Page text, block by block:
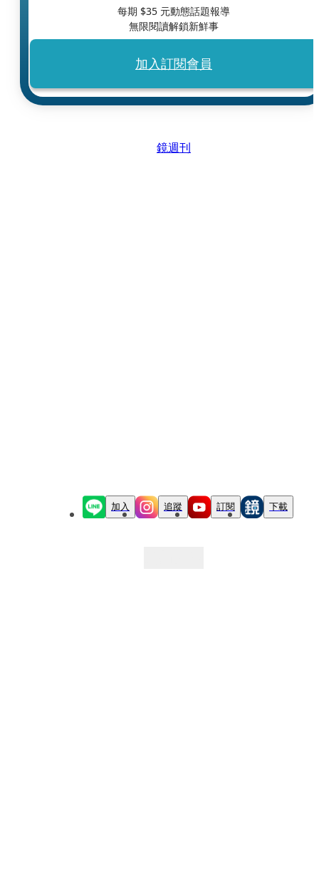
每期 $35 元動態話題報導
無限閱讀解鎖新鮮事
加入訂閱會員
鏡週刊
加入 追蹤 訂閱 下載